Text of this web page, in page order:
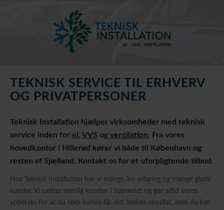
TEKNISK SERVICE TIL ERHVERV
OG PRIVATPERSONER
Teknisk Installation hjælper virksomheder med teknisk
service inden for el, VVS og ventilation. Fra vores
hovedkontor i Hillerød kører vi både til København og
resten af Sjælland. Kontakt os for et uforpligtende tilbud.
Hos Teknisk Installation har vi mange års erfaring og mange glade
kunder. Vi sætter nemlig kunden i højsædet og gør altid vores
ypperste for at du som kunde får det bedste resultat, som du kan